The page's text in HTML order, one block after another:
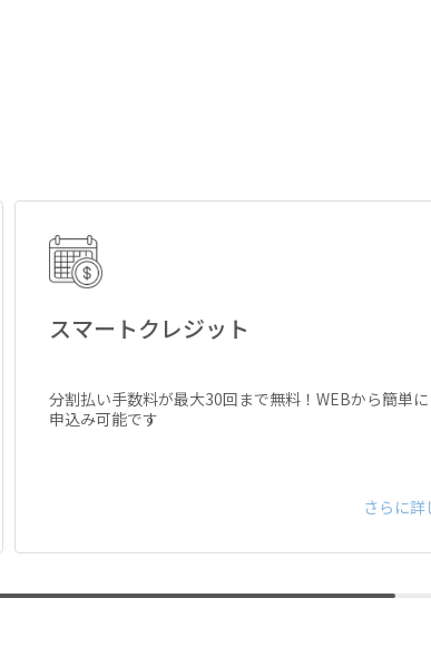
スマートクレジット
分割払い手数料が最大30回まで無料！WEBから簡単
申込み可能です
さらに詳